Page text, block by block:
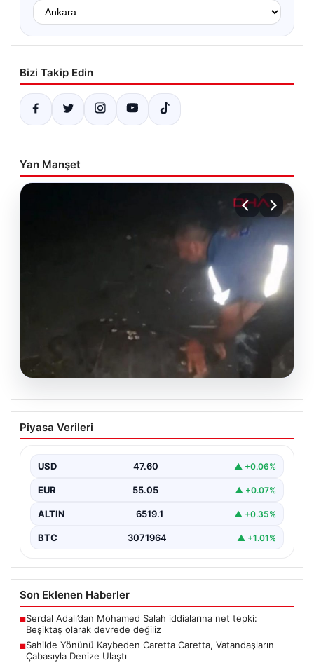
Bizi Takip Edin
Yan Manşet
04.08.2026
Sahilde Yönünü Kaybeden Caretta
Caretta, Vatandaşların Çabasıyla
Hatay’ın Samandağ ilçesinde gerçekleşen bu olay,
önemli bir…
Piyasa Verileri
USD 47.60 ▲ +0.06%
EUR 55.05 ▲ +0.07%
ALTIN 6519.1 ▲ +0.35%
BTC 3071964 ▲ +1.01%
Son Eklenen Haberler
■Serdal Adalı’dan Mohamed Salah iddialarına net tepki:
Beşiktaş olarak devrede değiliz
■Sahilde Yönünü Kaybeden Caretta Caretta, Vatandaşların
Çabasıyla Denize Ulaştı